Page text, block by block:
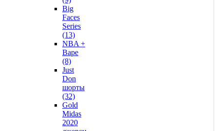
Big
Faces
Series
(13)
NBA +
Bape
(8)
Just
Don
шорты
(32)
Gold
Midas
2020